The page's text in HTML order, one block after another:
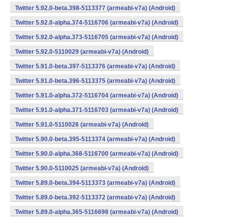
Twitter 5.92.0-beta.398-5113377 (armeabi-v7a) (Android)
Twitter 5.92.0-alpha.374-5116706 (armeabi-v7a) (Android)
Twitter 5.92.0-alpha.373-5116705 (armeabi-v7a) (Android)
Twitter 5.92.0-5110029 (armeabi-v7a) (Android)
Twitter 5.91.0-beta.397-5113376 (armeabi-v7a) (Android)
Twitter 5.91.0-beta.396-5113375 (armeabi-v7a) (Android)
Twitter 5.91.0-alpha.372-5116704 (armeabi-v7a) (Android)
Twitter 5.91.0-alpha.371-5116703 (armeabi-v7a) (Android)
Twitter 5.91.0-5110026 (armeabi-v7a) (Android)
Twitter 5.90.0-beta.395-5113374 (armeabi-v7a) (Android)
Twitter 5.90.0-alpha.368-5116700 (armeabi-v7a) (Android)
Twitter 5.90.0-5110025 (armeabi-v7a) (Android)
Twitter 5.89.0-beta.394-5113373 (armeabi-v7a) (Android)
Twitter 5.89.0-beta.392-5113372 (armeabi-v7a) (Android)
Twitter 5.89.0-alpha.365-5116698 (armeabi-v7a) (Android)